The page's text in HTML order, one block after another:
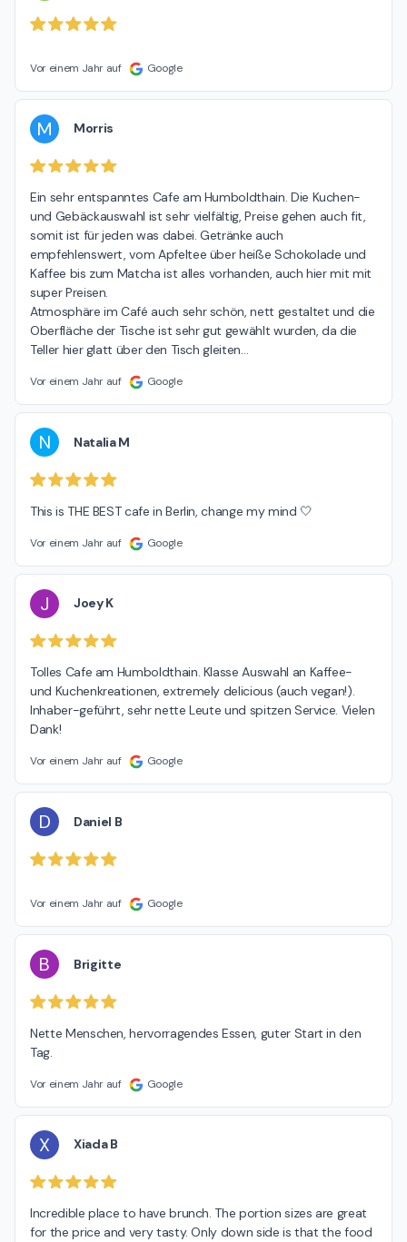
Vor einem Jahr auf Google
M Morris
Ein sehr entspanntes Cafe am Humboldthain. Die Kuchen-
und Gebäckauswahl ist sehr vielfältig, Preise gehen auch fit,
somit ist für jeden was dabei. Getränke auch
empfehlenswert, vom Apfeltee über heiße Schokolade und
Kaffee bis zum Matcha ist alles vorhanden, auch hier mit mit
super Preisen.
Atmosphäre im Café auch sehr schön, nett gestaltet und die
Oberfläche der Tische ist sehr gut gewählt wurden, da die
Teller hier glatt über den Tisch gleiten…
Vor einem Jahr auf Google
N Natalia M
This is THE BEST cafe in Berlin, change my mind 🤍
Vor einem Jahr auf Google
J Joey K
Tolles Cafe am Humboldthain. Klasse Auswahl an Kaffee-
und Kuchenkreationen, extremely delicious (auch vegan!).
Inhaber-geführt, sehr nette Leute und spitzen Service. Vielen
Dank!
Vor einem Jahr auf Google
D Daniel B
Vor einem Jahr auf Google
B Brigitte
Nette Menschen, hervorragendes Essen, guter Start in den
Tag.
Vor einem Jahr auf Google
X Xiada B
Incredible place to have brunch. The portion sizes are great
for the price and very tasty. Only down side is that the food